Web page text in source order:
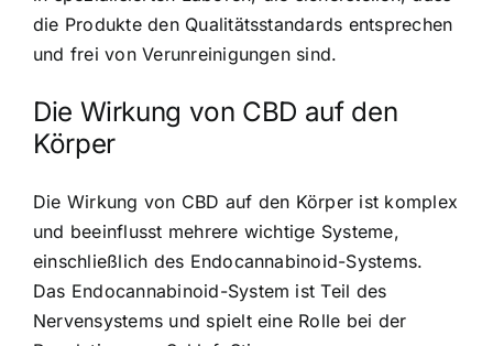
die Produkte den Qualitätsstandards entsprechen
und frei von Verunreinigungen sind.
Die Wirkung von CBD auf den
Körper
Die Wirkung von CBD auf den Körper ist komplex
und beeinflusst mehrere wichtige Systeme,
einschließlich des Endocannabinoid-Systems.
Das Endocannabinoid-System ist Teil des
Nervensystems und spielt eine Rolle bei der